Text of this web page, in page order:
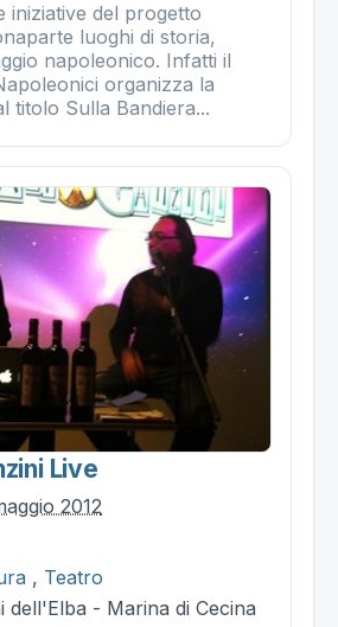
iniziative del progetto
luoghi di storia,
napoleonico. Infatti il
organizza la
titolo Sulla Bandiera...
Live
2012
, Teatro
dell'Elba - Marina di Cecina